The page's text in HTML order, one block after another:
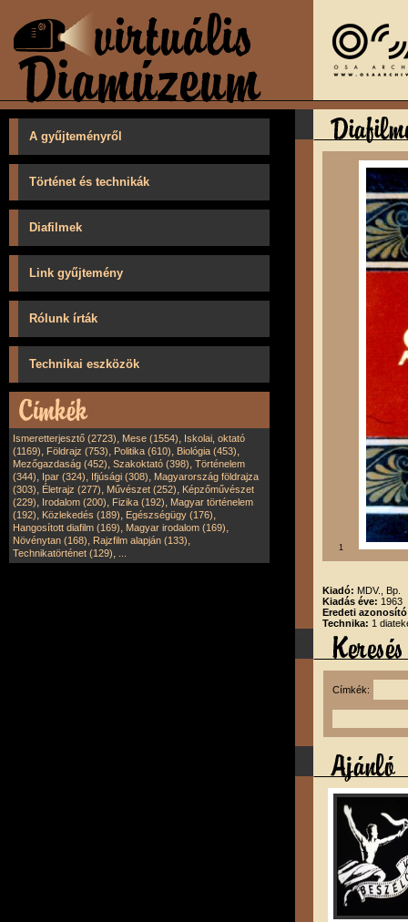
A gyűjteményről
Történet és technikák
Diafilmek
Link gyűjtemény
Rólunk írták
Technikai eszközök
Ismeretterjesztő (2723), Mese (1554), Iskolai, oktató
(1169), Földrajz (753), Politika (610), Biológia (453),
Mezőgazdaság (452), Szakoktató (398), Történelem
(344), Ipar (324), Ifjúsági (308), Magyarország földrajza
(303), Életrajz (277), Művészet (252), Képzőművészet
(229), Irodalom (200), Fizika (192), Magyar történelem
(192), Közlekedés (189), Egészségügy (176),
Hangosított diafilm (169), Magyar irodalom (169),
Növénytan (168), Rajzfilm alapján (133),
Technikatörténet (129), 1
Kiadó: MDV., Bp.
Kiadás éve: 1963
Eredeti
Technika: 1
Címkék: